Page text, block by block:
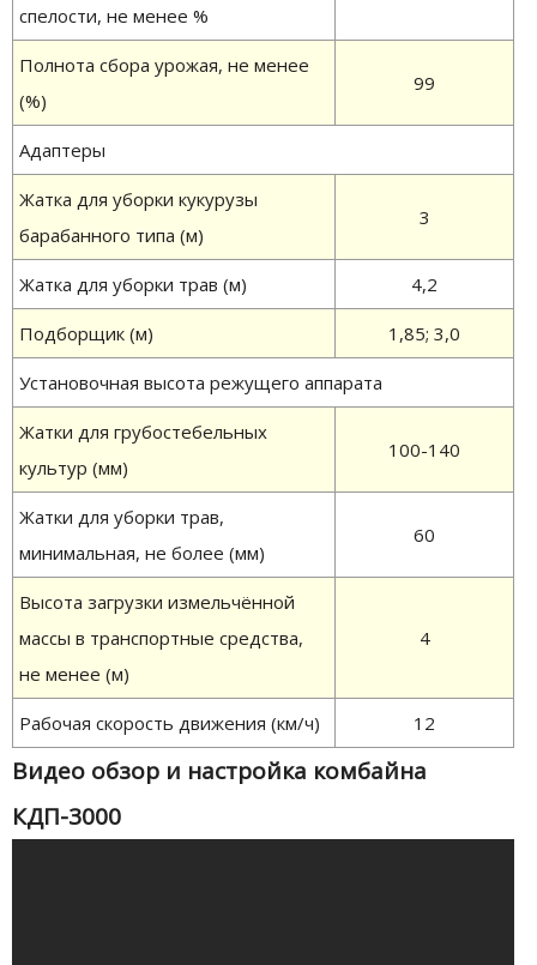
спелости, не менее %
Полнота сбора урожая, не менее
(%)
99
Адаптеры
Жатка для уборки кукурузы
барабанного типа (м)
3
Жатка для уборки трав (м) 4,2
Подборщик (м) 1,85; 3,0
Установочная высота режущего аппарата
Жатки для грубостебельных
культур (мм)
100-140
Жатки для уборки трав,
минимальная, не более (мм)
60
Высота загрузки измельчённой
массы в транспортные средства,
не менее (м)
4
Рабочая скорость движения (км/ч) 12
Видео обзор и настройка комбайна
КДП-3000